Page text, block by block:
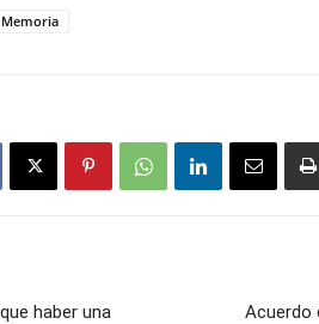
Memoria
haber una
Acuerdo